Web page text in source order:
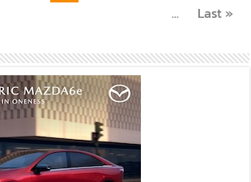
...
Last »